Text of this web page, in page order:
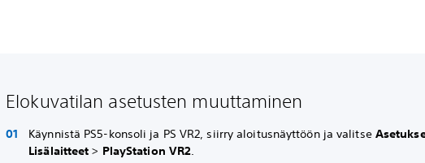
Elokuvatilan asetusten muuttaminen
Käynnistä PS5-konsoli ja PS VR2, siirry aloitusnäyttöön ja valitse
Lisälaitteet > PlayStation VR2.